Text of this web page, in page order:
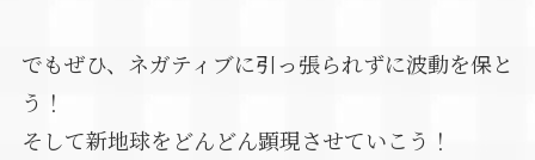
でもぜひ、ネガティブに引っ張られずに波動を保と
う！
そして新地球をどんどん顕現させていこう！